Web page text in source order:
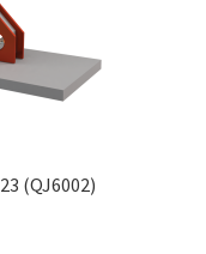
(QJ6002)